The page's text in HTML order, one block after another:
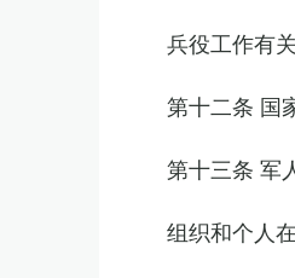
兵役工作有
第十二条 国
第十三条 军
组织和个人